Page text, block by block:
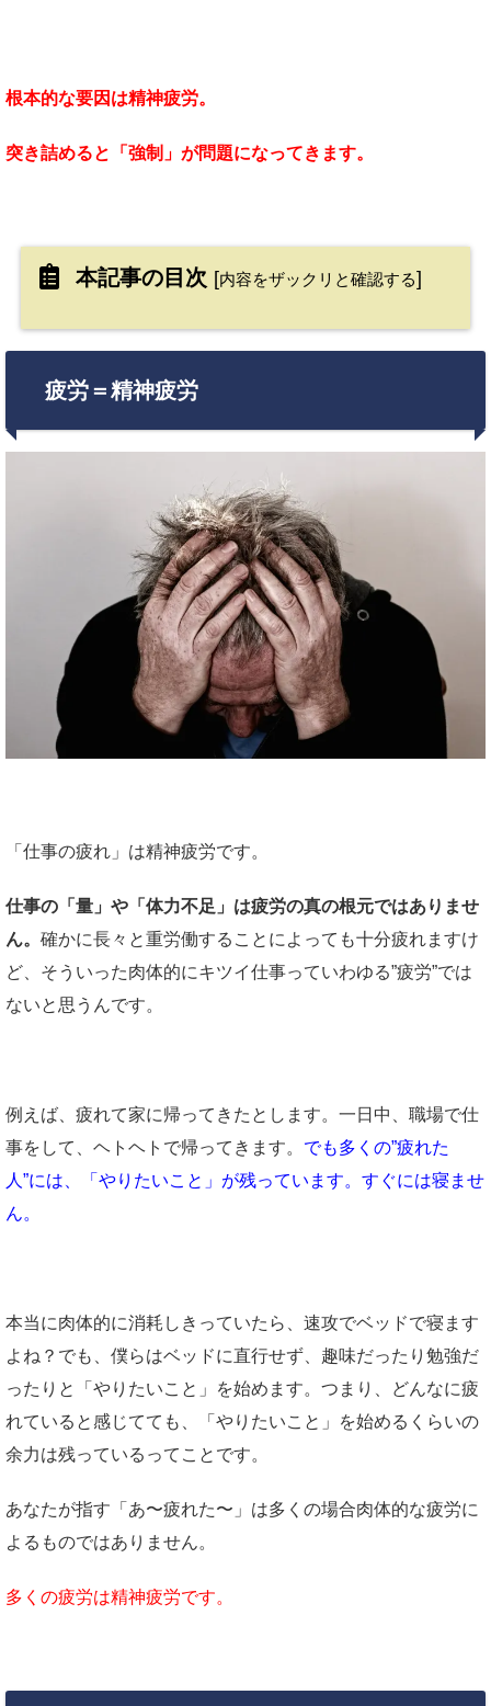
根本的な要因は精神疲労。
突き詰めると「強制」が問題になってきます。
本記事の目次 [内容をザックリと確認する]
疲労＝精神疲労
「仕事の疲れ」は精神疲労です。
仕事の「量」や「体力不足」は疲労の真の根元ではありませ
ん。 確かに長々と重労働することによっても十分疲れますけ
ど、そういった肉体的にキツイ仕事っていわゆる”疲労”では
ないと思うんです。
例えば、疲れて家に帰ってきたとします。一日中、職場で仕
事をして、ヘトヘトで帰ってきます。 でも多くの”疲れた
人”には、「やりたいこと」が残っています。すぐには寝ませ
ん。
本当に肉体的に消耗しきっていたら、速攻でベッドで寝ます
よね？でも、僕らはベッドに直行せず、趣味だったり勉強だ
ったりと「やりたいこと」を始めます。 つまり、どんなに疲
れていると感じてても、「やりたいこと」を始めるくらいの
余力は残っている ってことです。
あなたが指す「あ〜疲れた〜」は多くの場合肉体的な疲労に
よるものではありません。
多くの疲労は精神疲労です。